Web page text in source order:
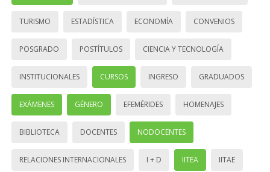
TURISMO ESTADÍSTICA ECONOMÍA CONVENIOS
POSGRADO POSTÍTULOS CIENCIA Y TECNOLOGÍA
INSTITUCIONALES CURSOS INGRESO GRADUADOS
EXÁMENES GÉNERO EFEMÉRIDES HOMENAJES
BIBLIOTECA DOCENTES NODOCENTES
RELACIONES INTERNACIONALES I + D IITEA IITAE